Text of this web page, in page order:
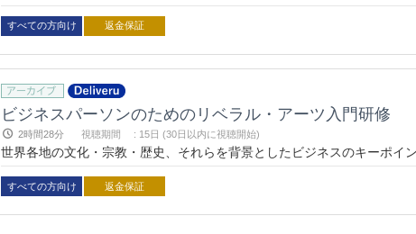
とができる研修プログラムです。文化的背景の異なる同僚とのコミュニ
とロールプレイ形式で学びます。グローバルマインド、ダイバーシティ
すべての方向け 返金保証
ビジネスパーソンのためのリベラル・アーツ入門研修
2時間28分 視聴期間 : 15日 (30日以内に視聴開始)
世界各地の文化・宗教・歴史、それらを背景としたビジネスのキーポイ
学べる講座です。ビジネスのインスピレーションに直結するリベラル・
すべての方向け 返金保証